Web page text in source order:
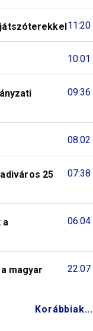
11:20
játszóterekkel
10:01
09:36
08:02
07:38
25
06:04
a
22:07
magyar
Korábbiak...